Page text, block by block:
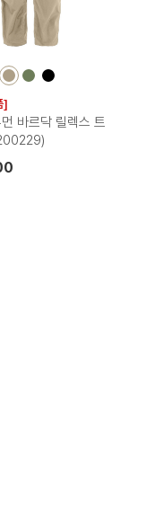
컬
컬
컬
]
바르닥 릴렉스 트